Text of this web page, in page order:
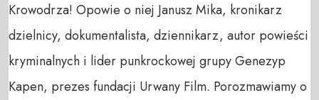
Krowodrza! Opowie o niej Janusz Mika, kronikarz
dzielnicy, dokumentalista, dziennikarz, autor powieści
kryminalnych i lider punkrockowej grupy Genezyp
Kapen, prezes fundacji Urwany Film. Porozmawiamy o